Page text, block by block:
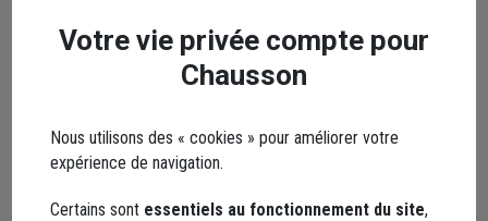
Les réseaux sociaux
Votre vie privée compte pour
Chausson
Nous utilisons des « cookies » pour améliorer votre
expérience de navigation.
Certains sont essentiels au fonctionnement du site,